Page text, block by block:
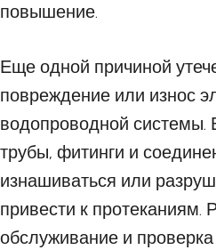
повышение.
Еще одной причиной
повреждение или износ
водопроводной системы.
трубы, фитинги и
изнашиваться или
привести к протеканиям.
обслуживание и